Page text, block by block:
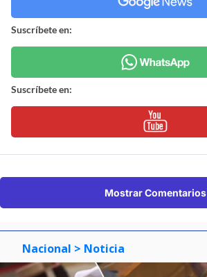
Suscríbete en:
Suscríbete en:
Mostrar Comentarios
Nacional > Noticia